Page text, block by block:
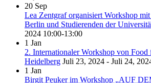
20 Sep
Lea Zentgraf organisiert Workshop
Berlin und Studierenden der
2024 10:00-13:00
1 Jan
2. Internationaler Workshop von Food
Heidelberg Juli 23, 2024 - Juli 24,
1 Jan
Birgit Peuker im Workshop „AUF